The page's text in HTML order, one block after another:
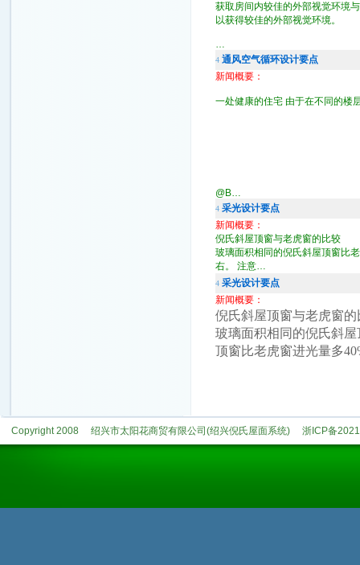
获取房间内较佳的外部视觉环境
以获得较佳的外部视觉环境。
…
4 通风空气循环设计要点
新闻概要：
一处健康的住宅 由于在不同的楼
@B…
4 采光设计要点
新闻概要：
倪氏斜屋顶窗与老虎窗的比较
玻璃面积相同的倪氏斜屋顶窗比
右。 注意…
4 采光设计要点
新闻概要：
倪氏斜屋顶窗与老虎窗的
玻璃面积相同的倪氏斜
顶窗比老虎窗进光量多
Copyright 2008 绍兴市太阳花商贸有限公司(绍兴倪氏屋面系统) 浙ICP备